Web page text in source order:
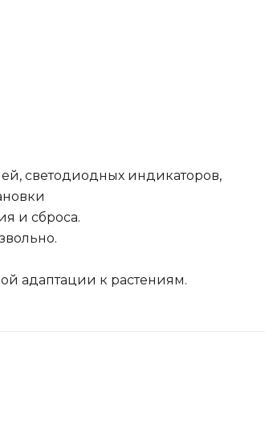
светодиодных индикаторов,
и сброса.
адаптации к растениям.